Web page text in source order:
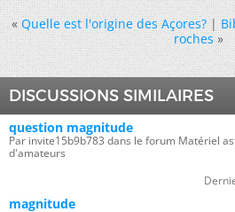
« Quelle est l'origine des Açores?|
roches »
DISCUSSIONS SIMILAIRES
question magnitude
Par invite15b9b783 dans le forum Matériel
d'amateurs
magnitude